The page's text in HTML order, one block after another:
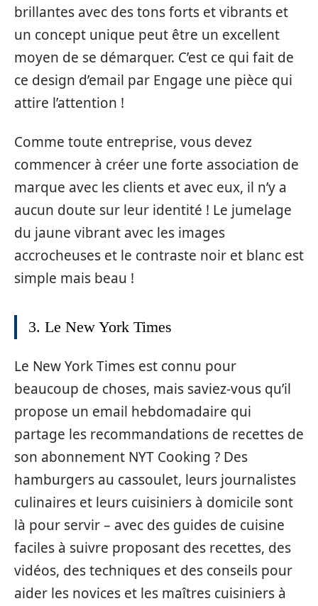
brillantes avec des tons forts et vibrants et
un concept unique peut être un excellent
moyen de se démarquer. C’est ce qui fait de
ce design d’email par Engage une pièce qui
attire l’attention !
Comme toute entreprise, vous devez
commencer à créer une forte association de
marque avec les clients et avec eux, il n’y a
aucun doute sur leur identité ! Le jumelage
du jaune vibrant avec les images
accrocheuses et le contraste noir et blanc est
simple mais beau !
3. Le New York Times
Le New York Times est connu pour
beaucoup de choses, mais saviez-vous qu’il
propose un email hebdomadaire qui
partage les recommandations de recettes de
son abonnement NYT Cooking ? Des
hamburgers au cassoulet, leurs journalistes
culinaires et leurs cuisiniers à domicile sont
là pour servir – avec des guides de cuisine
faciles à suivre proposant des recettes, des
vidéos, des techniques et des conseils pour
aider les novices et les maîtres cuisiniers à